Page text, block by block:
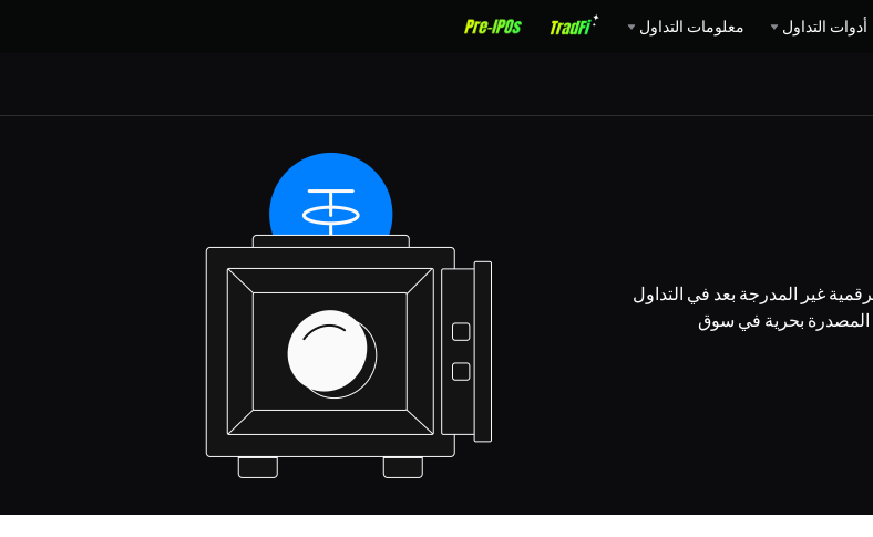
أدوات التداول معلومات التداول
غير المدرجة بعد في التداول
المصدرة بحرية في سوق